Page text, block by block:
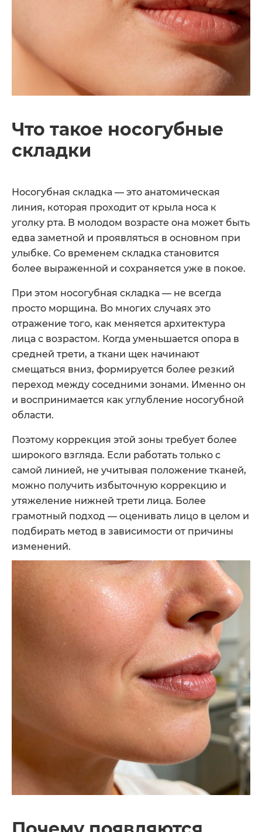
Что такое носогубные
складки
Носогубная складка — это анатомическая
линия, которая проходит от крыла носа к
уголку рта. В молодом возрасте она может быть
едва заметной и проявляться в основном при
улыбке. Со временем складка становится
более выраженной и сохраняется уже в покое.
При этом носогубная складка — не всегда
просто морщина. Во многих случаях это
отражение того, как меняется архитектура
лица с возрастом. Когда уменьшается опора в
средней трети, а ткани щек начинают
смещаться вниз, формируется более резкий
переход между соседними зонами. Именно он
и воспринимается как углубление носогубной
области.
Поэтому коррекция этой зоны требует более
широкого взгляда. Если работать только с
самой линией, не учитывая положение тканей,
можно получить избыточную коррекцию и
утяжеление нижней трети лица. Более
грамотный подход — оценивать лицо в целом и
подбирать метод в зависимости от причины
изменений.